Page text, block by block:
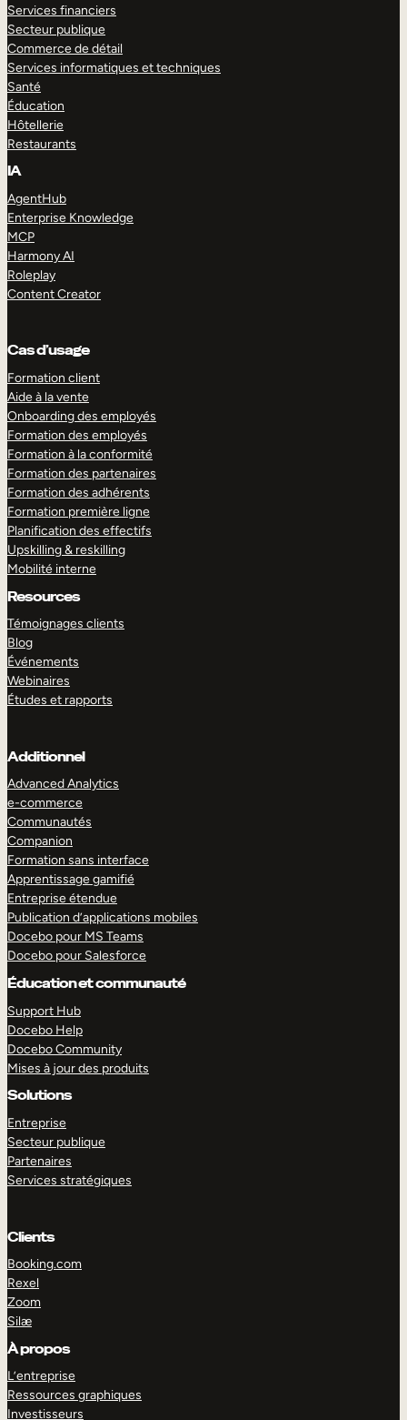
Services financiers
Secteur publique
Commerce de détail
Services informatiques et techniques
Santé
Éducation
Hôtellerie
Restaurants
IA
AgentHub
Enterprise Knowledge
MCP
Harmony AI
Roleplay
Content Creator
Cas d’usage
Formation client
Aide à la vente
Onboarding des employés
Formation des employés
Formation à la conformité
Formation des partenaires
Formation des adhérents
Formation première ligne
Planification des effectifs
Upskilling & reskilling
Mobilité interne
Resources
Témoignages clients
Blog
Événements
Webinaires
Études et rapports
Additionnel
Advanced Analytics
e-commerce
Communautés
Companion
Formation sans interface
Apprentissage gamifié
Entreprise étendue
Publication d’applications mobiles
Docebo pour MS Teams
Docebo pour Salesforce
Éducation et communauté
Support Hub
Docebo Help
Docebo Community
Mises à jour des produits
Solutions
Entreprise
Secteur publique
Partenaires
Services stratégiques
Clients
Booking.com
Rexel
Zoom
Silæ
À propos
L’entreprise
Ressources graphiques
Investisseurs